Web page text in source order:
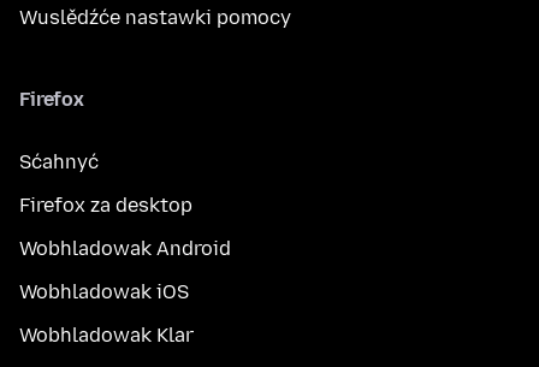
Wuslědźće nastawki pomocy
Firefox
Sćahnyć
Firefox za desktop
Wobhladowak Android
Wobhladowak iOS
Wobhladowak Klar